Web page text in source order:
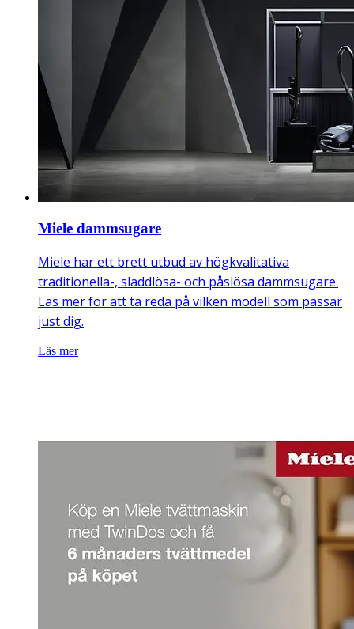
Miele dammsugare
Miele har ett brett utbud av högkvalitativa
traditionella-, sladdlösa- och påslösa dammsugare.
Läs mer för att ta reda på vilken modell som passar
just dig.
Läs mer